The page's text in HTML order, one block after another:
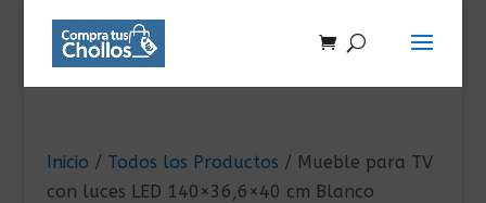
Inicio / Todos los Productos / Mueble para TV
con luces LED 140×36,6×40 cm Blanco